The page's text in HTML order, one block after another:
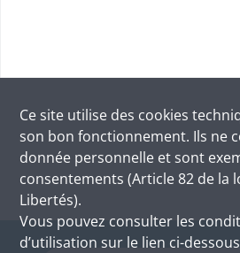
Ce site utilise des cookies
son bon fonctionnement. Ils ne
donnée personnelle et sont
consentements (Article 82 de la
Libertés).
Vous pouvez consulter les
d’utilisation sur le lien ci-